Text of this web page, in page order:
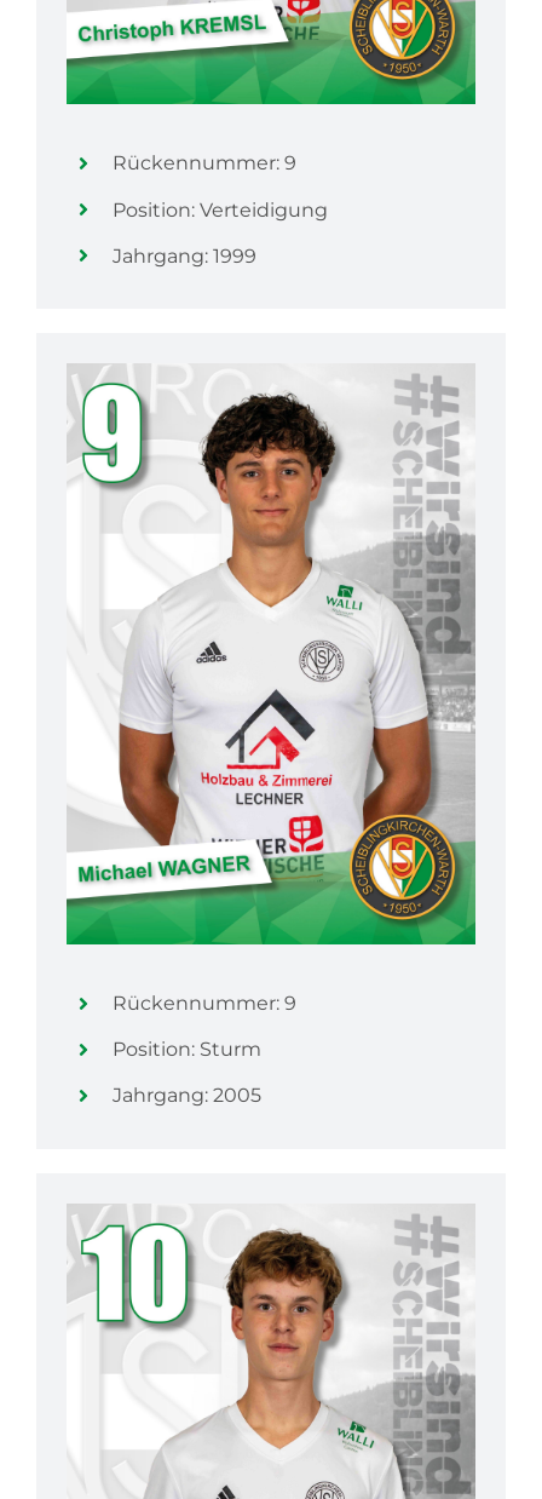
Rückennummer: 9
Position: Verteidigung
Jahrgang: 1999
Rückennummer: 9
Position: Sturm
Jahrgang: 2005